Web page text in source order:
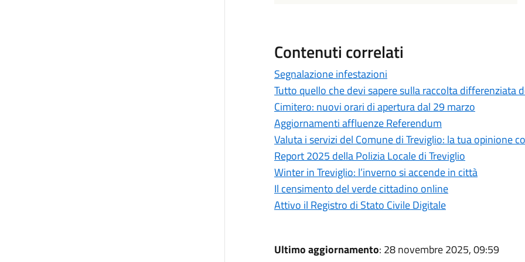
Contenuti correlati
Segnalazione infestazioni
Tutto quello che devi sapere sulla raccolta differenziata
Cimitero: nuovi orari di apertura dal 29 marzo
Aggiornamenti affluenze Referendum
Valuta i servizi del Comune di Treviglio: la tua opinione
Report 2025 della Polizia Locale di Treviglio
Winter in Treviglio: l’inverno si accende in città
Il censimento del verde cittadino online
Attivo il Registro di Stato Civile Digitale
Ultimo aggiornamento: 28 novembre 2025, 09:59